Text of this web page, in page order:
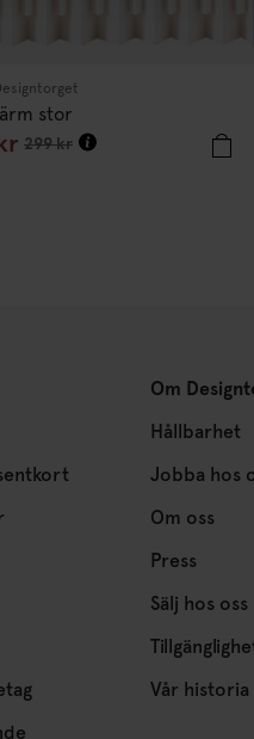
stor
299kr
Om
Hållbarhet
Jobba hos
Om oss
Press
Sälj hos oss
Vår historia